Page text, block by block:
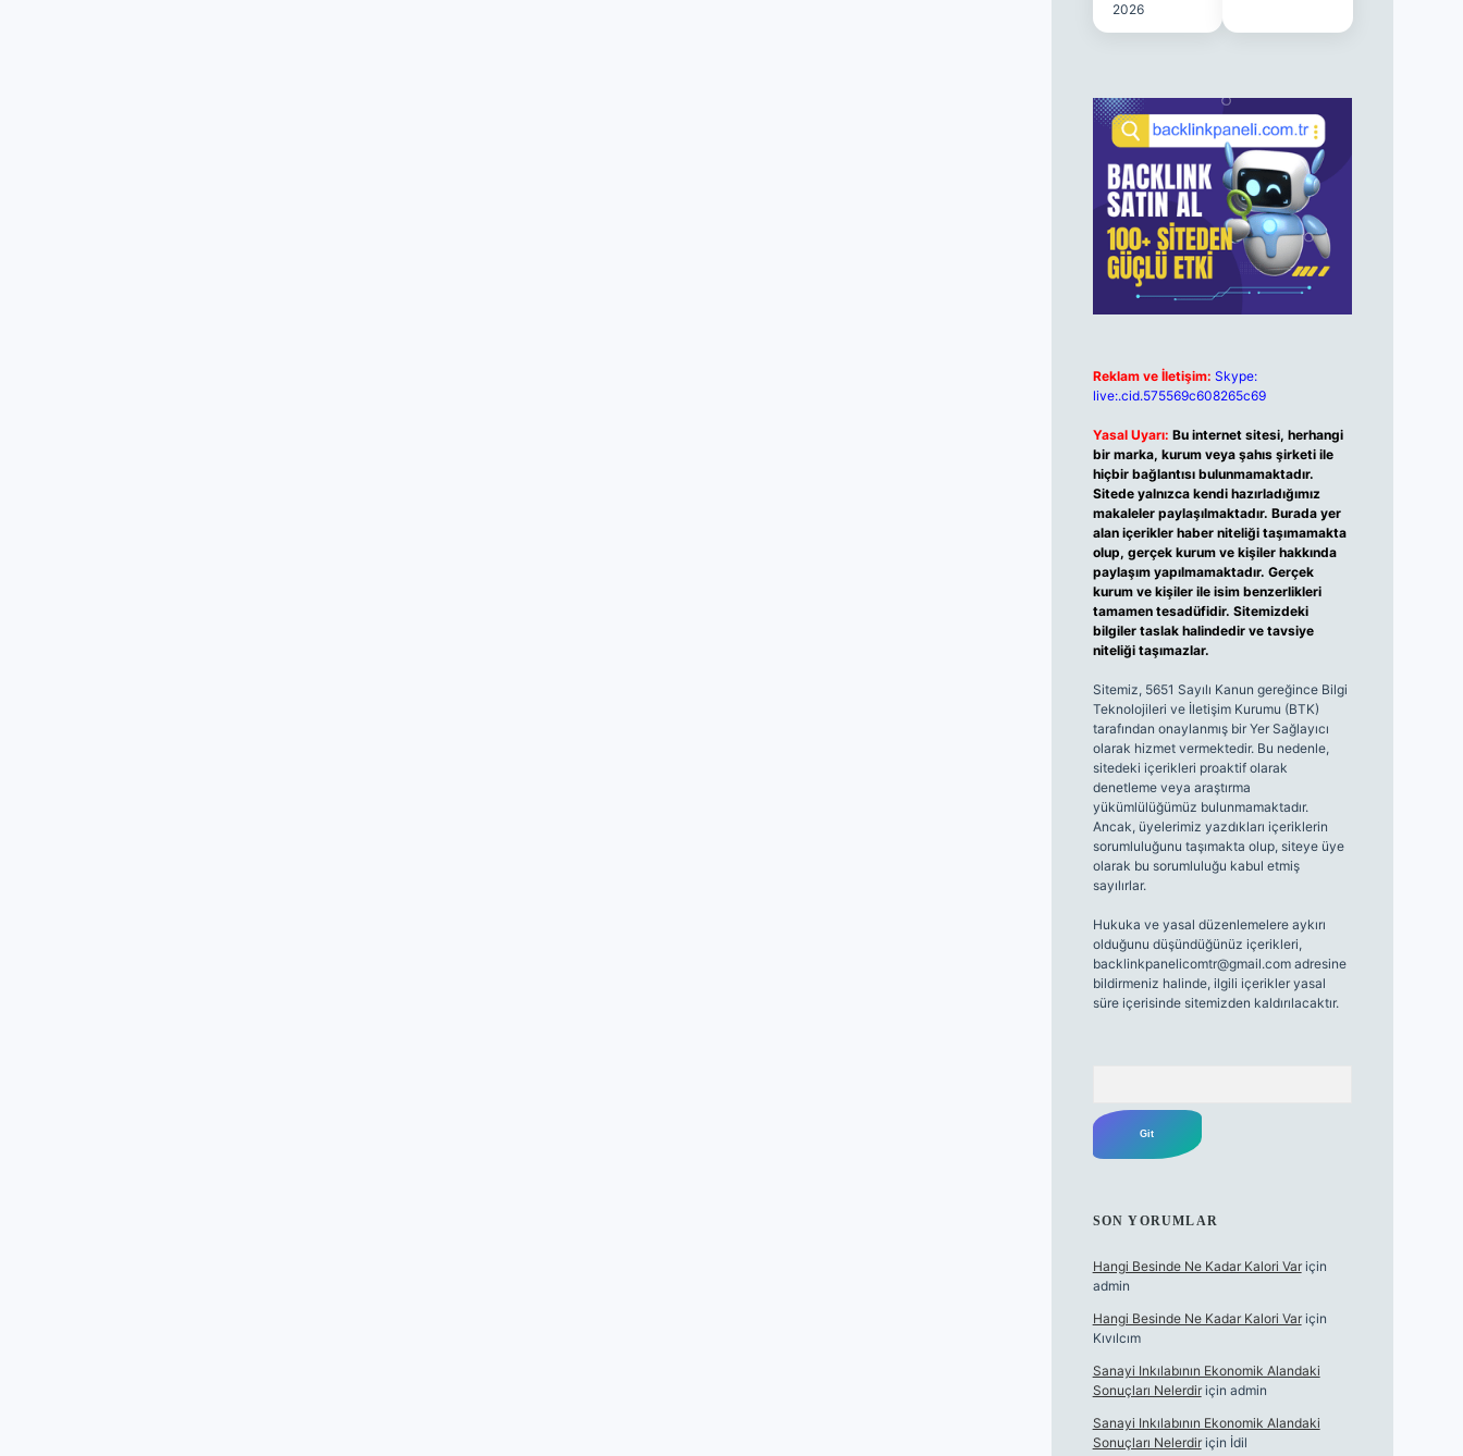
2026
Reklam ve İletişim: Skype:
live:.cid.575569c608265c69
Yasal Uyarı: Bu internet sitesi, herhangi
bir marka, kurum veya şahıs şirketi ile
hiçbir bağlantısı bulunmamaktadır.
Sitede yalnızca kendi hazırladığımız
makaleler paylaşılmaktadır. Burada yer
alan içerikler haber niteliği taşımamakta
olup, gerçek kurum ve kişiler hakkında
paylaşım yapılmamaktadır. Gerçek
kurum ve kişiler ile isim benzerlikleri
tamamen tesadüfidir. Sitemizdeki
bilgiler taslak halindedir ve tavsiye
niteliği taşımazlar.
Sitemiz, 5651 Sayılı Kanun gereğince Bilgi
Teknolojileri ve İletişim Kurumu (BTK)
tarafından onaylanmış bir Yer Sağlayıcı
olarak hizmet vermektedir. Bu nedenle,
sitedeki içerikleri proaktif olarak
denetleme veya araştırma
yükümlülüğümüz bulunmamaktadır.
Ancak, üyelerimiz yazdıkları içeriklerin
sorumluluğunu taşımakta olup, siteye üye
olarak bu sorumluluğu kabul etmiş
sayılırlar.
Hukuka ve yasal düzenlemelere aykırı
olduğunu düşündüğünüz içerikleri,
backlinkpanelicomtr@gmail.comadresine
bildirmeniz halinde, ilgili içerikler yasal
süre içerisinde sitemizden kaldırılacaktır.
SON YORUMLAR
Hangi Besinde Ne Kadar Kalori Variçin
admin
Hangi Besinde Ne Kadar Kalori Variçin
Kıvılcım
Sanayi Inkılabının Ekonomik Alandaki
Sonuçları Nelerdiriçin admin
Sanayi Inkılabının Ekonomik Alandaki
Sonuçları Nelerdiriçin İdil